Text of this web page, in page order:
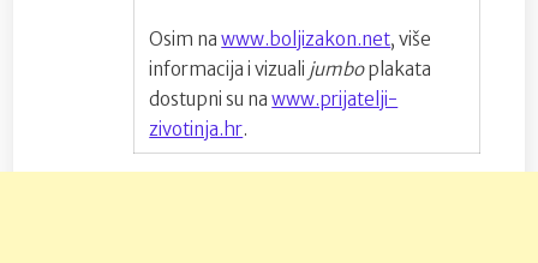
Osim nawww.boljizakon.net, više
informacija i vizuali jumboplakata
dostupni su nawww.prijatelji-
zivotinja.hr.